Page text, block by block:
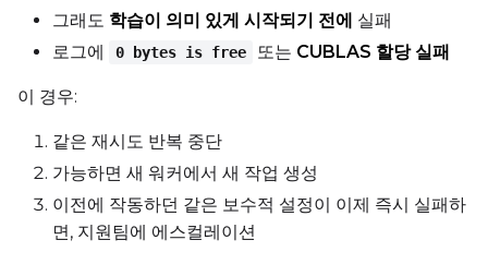
그래도 학습이 의미 있게 시작되기 전에 실패
로그에
0 bytes is free 또는 CUBLAS 할당 실패
이 경우:
같은 재시도 반복 중단
가능하면 새 워커에서 새 작업 생성
이전에 작동하던 같은 보수적 설정이 이제 즉시 실패하
면, 지원팀에 에스컬레이션